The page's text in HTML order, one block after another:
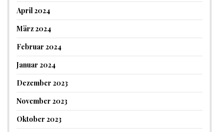
April 2024
März 2024
Februar 2024
Januar 2024
Dezember 2023
November 2023
Oktober 2023